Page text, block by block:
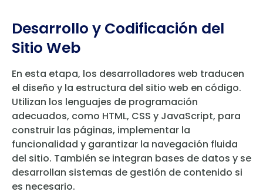
Desarrollo y Codificación del
Sitio Web
En esta etapa, los desarrolladores web traducen
el diseño y la estructura del sitio web en código.
Utilizan los lenguajes de programación
adecuados, como HTML, CSS y JavaScript, para
construir las páginas, implementar la
funcionalidad y garantizar la navegación fluida
del sitio. También se integran bases de datos y se
desarrollan sistemas de gestión de contenido si
es necesario.